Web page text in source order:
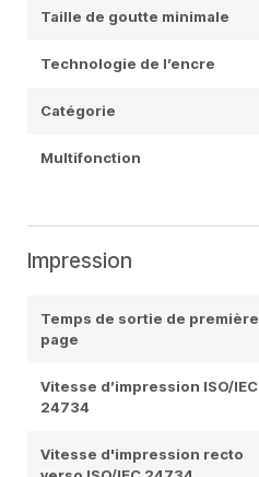
Taille de goutte minimale
Technologie de l’encre
Catégorie
Multifonction
Impression
Temps de sortie de première
page
Vitesse d’impression ISO/IEC
24734
Vitesse d'impression recto